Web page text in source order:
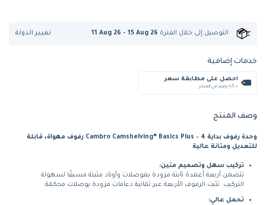
التوصيل إلى خلال الفترة 11 Aug 26 - 15 Aug 26 تغيير الدولة
خدمات إضافية
احصل على مطابقة سعر
+ %5 رصيد في المتجر
وصف المنتج
وحدة رفوف بداية Cambro Camshelving® Basics Plus – 4 رفوف مهواة، قابلة
للتعديل ومتانة عالية
تركيب سهل وتصميم متين:
تتضمن أربعة أعمدة ثابتة مزودة بموصلات وأوتاد مثبتة مسبقًا لسهولة
التركيب. تثبت الرفوف الأربعة عبر ثمانية دعامات مزودة بوصلات محكمة.
تحمل عالي: